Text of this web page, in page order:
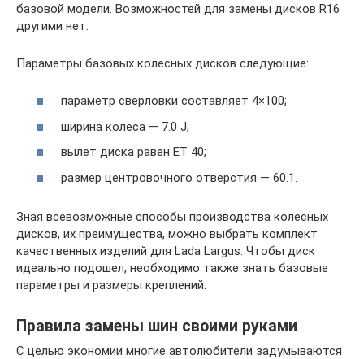
базовой модели. Возможностей для замены дисков R16
другими нет.
Параметры базовых колесных дисков следующие:
параметр сверловки составляет 4×100;
ширина колеса — 7.0 J;
вылет диска равен ET 40;
размер центровочного отверстия — 60.1.
Зная всевозможные способы производства колесных
дисков, их преимущества, можно выбрать комплект
качественных изделий для Lada Largus. Чтобы диск
идеально подошел, необходимо также знать базовые
параметры и размеры креплений.
Правила замены шин своими руками
С целью экономии многие автолюбители задумываются